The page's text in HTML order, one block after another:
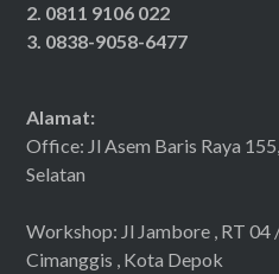
2. 0811 9106 022
3. 0838-9058-6477
Alamat:
Office: Jl Asem Baris Raya
Selatan
Workshop: Jl Jambore , RT
Cimanggis , Kota Depok